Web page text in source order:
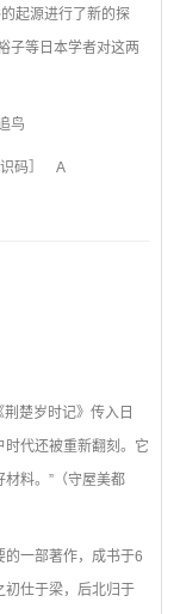
起源进行了新的探
子等日本学者对这两
鸟
标识码］ A
楚岁时记》传入日
代还被重新翻刻。它
料。”（守屋美都
的一部著作，成书于6
初仕于梁，后北归于